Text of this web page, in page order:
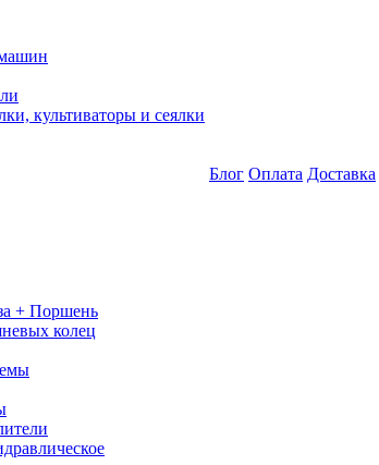
культиваторы и сеялки
+ Поршень
колец
Блог Оплата Доставка